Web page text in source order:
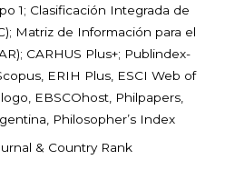
1; Clasificación Integrada de
Matriz de Información para el
CARHUS Plus+; Publindex-
ERIH Plus, ESCI Web of
EBSCOhost, Philpapers,
Philosopher’s Index